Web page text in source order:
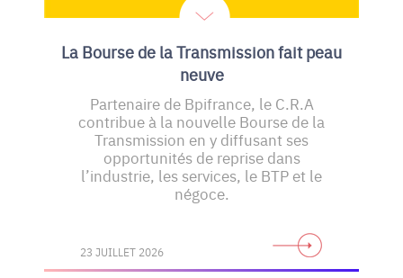
La Bourse de la Transmission fait peau
neuve
Partenaire de Bpifrance, le C.R.A
contribue à la nouvelle Bourse de la
Transmission en y diffusant ses
opportunités de reprise dans
l’industrie, les services, le BTP et le
négoce.
23 JUILLET 2026